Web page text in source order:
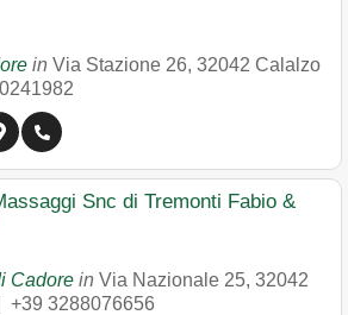
in Via Stazione 26, 32042 Calalzo
Snc di Tremonti Fabio &
Cadore in Via Nazionale 25, 32042
+39 3288076656